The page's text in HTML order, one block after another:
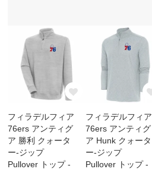
フィラデルフィア
76ers アンティグ
ア 勝利 クォータ
ー-ジップ
Pullover トップ -
フィラデルフィア
76ers アンティグ
ア Hunk クォータ
ー-ジップ
Pullover トップ -